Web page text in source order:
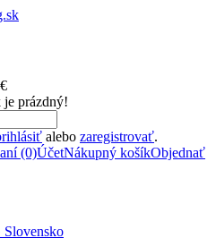
prázdný!
alebo zaregistrovať.
(0)ÚčetNákupný košíkObjednať
Slovensko